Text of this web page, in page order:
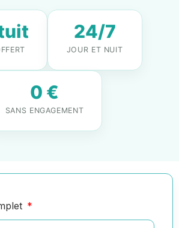
24/7
JOUR ET NUIT
0 €
SANS ENGAGEMENT